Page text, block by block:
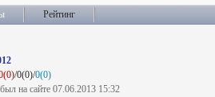
Рейтинг
/0(0)/0(0)
на сайте 07.06.2013 15:32